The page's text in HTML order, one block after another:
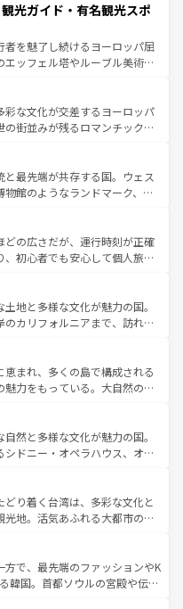
れられない旅をしてみよう！
熱的なフラメンコ、熱気あふ
パスが生活の一部となってい
された雰囲気や、バルセロナの
方では古代ローマ遺跡や中世
候が異なるスペインはその個
性で訪れる人を魅了する。 なお、新着のスペイン情報は コ
しい。
光ガイド・有名観光スポ
者を魅了し続けるヨーロッパ屈
ッフェル塔やルーブル美術館
る。華麗な宮殿、歴史的な大
て豊かな自然が、訪れる者を心
ンスは美食の国としても知ら
あるランス、プロヴァンスの
多彩な楽しみ方が可能だ。さ
魅力が溢れており、どの街角に
れで全く異なる文化を体験で
新着のフランス情報はコンテンツ一覧
彩な文化が交差するヨーロッパ
街並みが残るロマンチック街
いても飽きることがない。ベ
ルン州のアルプスの絶景、そ
畑といった風景は必見。ビール
ほしい。 なお、新着の
覧を参照してほしい。
最先端が共存する国。ウェス
物館のようなランドマーク、歴
。また、優雅なアフタヌーン
まらない英国パブ、サッカー観
る体験も豊富。イギリスを旅
どの広さだが、運行時刻が正確
初心者でも安心して個人旅行
スイスならではのユニークな
だけでなく町歩きも満喫する
高いため物価も高いが、旅行
こともできる。 なお、新
ツ一覧 を参照してほしい。
地と多様な文化が魅力の国。
カリフォルニアまで、訪れる
ショッピング、エンターテイ
スポットだ。一方、アメリカ
グランドキャニオンやイエロー
音楽と美食が融合した独特の
カの各地域で異なる魅力を楽
かな歴史を感じることができ
着のアメリカ
照してほしい。
まれ、多くの島で構成される
力をもっている。大自然の神
定番の観光地といえばオアフ
ならマウイ島やカウアイ島が
ンに輝く海をはじめ、豊かな
人々を迎えてくれるハワイの
ードやハワイアンミュージッ
、すべてがハワイの魅力を彩
ハワイ情報
てほしい。
然と多様な文化が魅力の国。
ドニー・オペラハウス、オー
びえるウルル（エアーズロッ
生林やケアンズの熱帯雨林な
た、カフェやワイン、オージ
しており、サーフィンやダイ
ウトドア好きにはたまらな
な魅力を存分に味わいつくそ
り着く台湾は、多彩な文化と
地。活気あふれる大都市の台
る台湾東部など、都市の喧騒
おり、訪れる人に新しい発見と
た、奥深い台湾の食文化も魅
方で、最先端のファッションやK
韓国。首都ソウルの宮殿や伝統